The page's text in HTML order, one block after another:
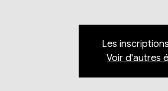
Les
Voir d'autres